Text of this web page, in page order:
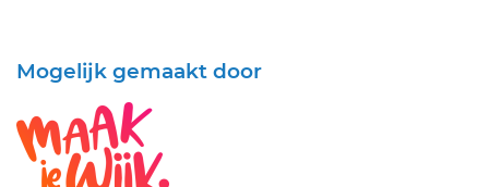
Mogelijk gemaakt door